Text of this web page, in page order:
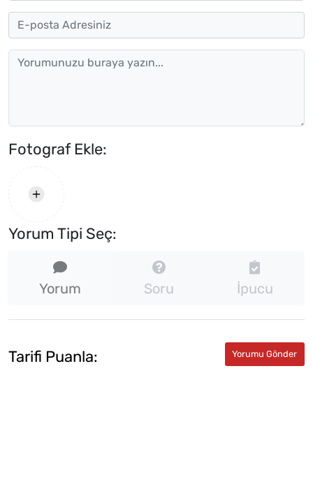
Fotograf Ekle:
Yorum Tipi Seç:
Yorum Soru İpucu
Tarifi Puanla: